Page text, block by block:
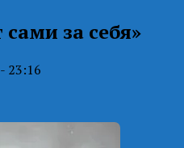
за себя»
23:16